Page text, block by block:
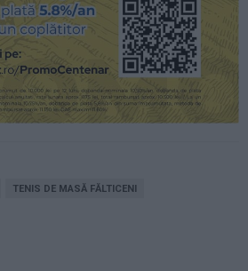
TENIS DE MASĂ FĂLTICENI